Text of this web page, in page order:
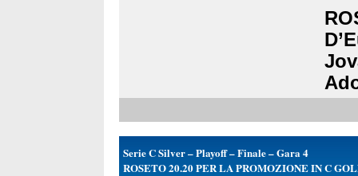
Serie C Silver – Playoff – Finale – Gara 4
ROSETO 20.20 PER LA PROMOZIONE IN C